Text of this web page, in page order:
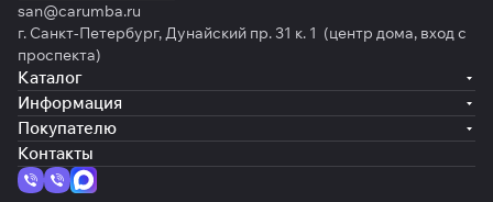
san@carumba.ru
г. Санкт-Петербург, Дунайский пр. 31 к. 1 (центр дома, вход с
проспекта)
Каталог
Информация
Покупателю
Контакты